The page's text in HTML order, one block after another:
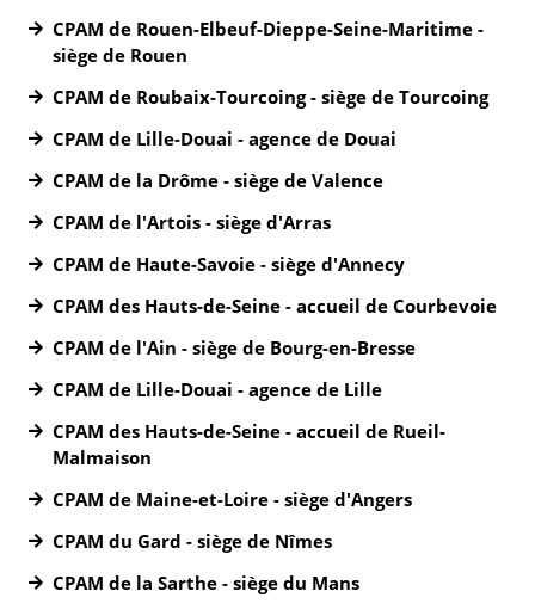
CPAM de Rouen-Elbeuf-Dieppe-Seine-Maritime -
siège de Rouen
CPAM de Roubaix-Tourcoing - siège de Tourcoing
CPAM de Lille-Douai - agence de Douai
CPAM de la Drôme - siège de Valence
CPAM de l'Artois - siège d'Arras
CPAM de Haute-Savoie - siège d'Annecy
CPAM des Hauts-de-Seine - accueil de Courbevoie
CPAM de l'Ain - siège de Bourg-en-Bresse
CPAM de Lille-Douai - agence de Lille
CPAM des Hauts-de-Seine - accueil de Rueil-
Malmaison
CPAM de Maine-et-Loire - siège d'Angers
CPAM du Gard - siège de Nîmes
CPAM de la Sarthe - siège du Mans